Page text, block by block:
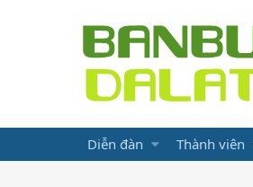
Diễn đàn Thành viên